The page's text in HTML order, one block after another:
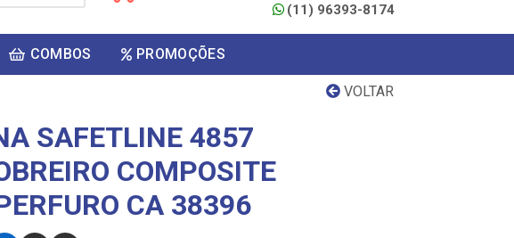
(11) 96393-8174
COMBOS PROMOÇÕES
VOLTAR
SAFETLINE 4857
COMPOSITE
CA 38396